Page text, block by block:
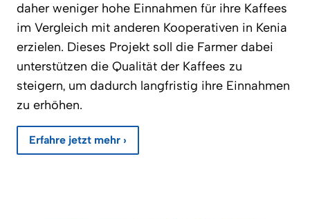
daher weniger hohe Einnahmen für ihre Kaffees
im Vergleich mit anderen Kooperativen in Kenia
erzielen. Dieses Projekt soll die Farmer dabei
unterstützen die Qualität der Kaffees zu
steigern, um dadurch langfristig ihre Einnahmen
zu erhöhen.
Erfahre jetzt mehr ›